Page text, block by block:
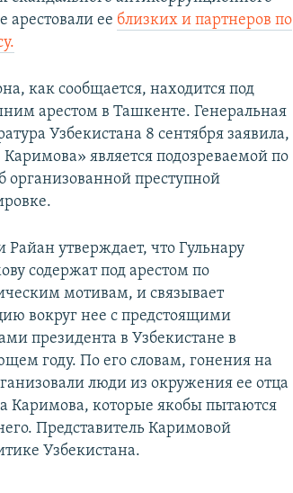
арестовали ее близких и партнеров по
как сообщается, находится под
арестом в Ташкенте. Генеральная
Узбекистана 8 сентября заявила,
Каримова» является подозреваемой по
организованной преступной
Райан утверждает, что Гульнару
содержат под арестом по
мотивам, и связывает
вокруг нее с предстоящими
президента в Узбекистане в
году. По его словам, гонения на
люди из окружения ее отца
Каримова, которые якобы пытаются
Представитель Каримовой
Узбекистана.